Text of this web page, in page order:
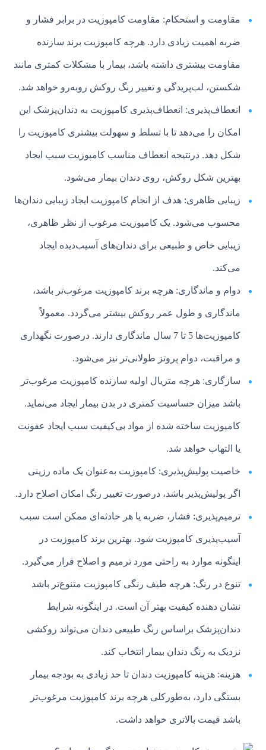
مقاومت و استحکام: مقاومت کامپوزیت در برابر فشار و
ضربه اهمیت زیادی دارد. هرچه کامپوزیت برند سازنده
مقاومت بیشتری داشته باشد، بیمار با مشکلات کمتری مانند
شکستن، لب‌پریدگی و تغییر رنگ روکش روبه‌رو خواهد شد.
انعطاف‌پذیری: انعطاف‌پذیری کامپوزیت به دندان‌پزشک این
امکان را می‌دهد تا با تسلط و سهولت بیشتری کامپوزیت را
شکل دهد. درنتیجه انعطاف مناسب کامپوزیت سبب ایجاد
بهترین شکل روکش، روی دندان بیمار می‌شود.
زیبایی ظاهری: هدف از انجام کامپوزیت ایجاد زیبایی دندان‌ها
محسوب می‌شود. یک کامپوزیت مرغوب از نظر ظاهری،
زیبایی خاص و طبیعی برای دندان‌های آسیب‌دیده ایجاد
می‌کند.
دوام و ماندگاری: هرچه برند کامپوزیت مرغوب‌تر باشد،
ماندگاری و طول عمر روکش بیشتر می‌گردد. معمولاً
کامپوزیت‌ها 5 تا 7 سال ماندگاری دارند. درصورت نگهداری
و مراقبت، دوام پروتز طولانی‌تر نیز می‌شود.
سازگاری: هرچه متریال اولیه سازنده کامپوزیت مرغوب‌تر
باشد میزان حساسیت کمتری در بدن بیمار ایجاد می‌نماید.
کامپوزیت ساخته شده از مواد بی‌کیفیت سبب ایجاد عفونت
یا التهاب خواهد شد.
خاصیت پولیش‌پذیری: کامپوزیت به‌عنوان یک ماده رزینی
اگر پولیش‌پذیر باشد، درصورت تغییر رنگ امکان اصلاح دارد.
ترمیم‌پذیری: فشار، ضربه یا هر حادثه‌ای ممکن است سبب
آسیب‌پذیری کامپوزیت شود. بهترین برند کامپوزیت در
اینگونه موارد به راحتی مورد ترمیم و اصلاح قرار می‌گیرد.
تنوع در رنگ: هرچه طیف رنگی کامپوزیت متنوع‌تر باشد
نشان دهنده کیفیت بهتر آن است. در اینگونه شرایط
دندان‌پزشک براساس رنگ طبیعی دندان می‌تواند روکشی
نزدیک به رنگ دندان بیمار انتخاب کند.
هزینه: هزینه کامپوزیت دندان تا حد زیادی به بودجه بیمار
بستگی دارد، به‌طورکلی هرچه برند کامپوزیت مرغوب‌تر
باشد قیمت بالاتری خواهد داشت.